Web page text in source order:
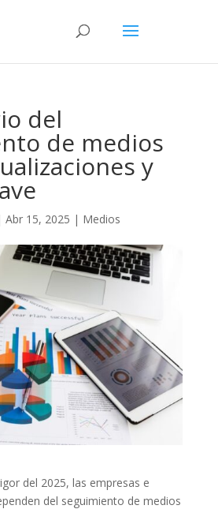
del
de medios
y
Abr 15, 2025 | Medios
del 2025, las empresas e
del seguimiento de medios